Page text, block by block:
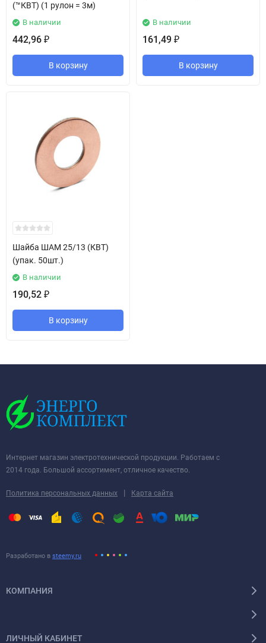
(™КВТ) (1 рулон = 3м)
В наличии
442,96 ₽
В корзину
В наличии
161,49 ₽
В корзину
Шайба ШАМ 25/13 (КВТ)
(упак. 50шт.)
В наличии
190,52 ₽
В корзину
Интернет магазин электротехнической продукции. Работаем с
2014 года. Большой ассортимент, отличное качество.
Политика персональных данных | Карта сайта
Разработано в steemy.ru
КОМПАНИЯ
ЛИЧНЫЙ КАБИНЕТ